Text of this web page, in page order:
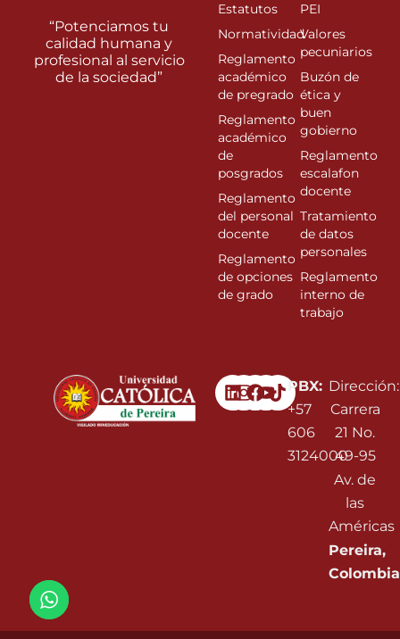
Linkedin
Instagram
Facebook
Youtube
PBX:
+57
606
3124000
Dirección:
Carrera
21 No.
49-95
Av. de
las
Américas
Pereira,
Colombia
“Potenciamos tu
calidad humana y
profesional al servicio
de la sociedad”
Estatutos
Normatividad
Reglamento
académico
de pregrado
Reglamento
académico
de
posgrados
Reglamento
del personal
docente
Reglamento
de opciones
de grado
PEI
Valores
pecuniarios
Buzón de
ética y
buen
gobierno
Reglamento
escalafon
docente
Tratamiento
de datos
personales
Reglamento
interno de
trabajo